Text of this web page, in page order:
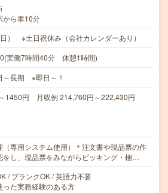
から車10分
） ※土日祝休み（会社カレンダーあり）
実働7時間40分 休憩1時間)
～長期 ※即日～！
1450円 月収例 214,760円～222,430円
（専用システム使用）＊注文書や現品票の作
をし、現品票をみながらピッキング・梱…
/ ブランクOK / 英語力不要
った実務経験のある方